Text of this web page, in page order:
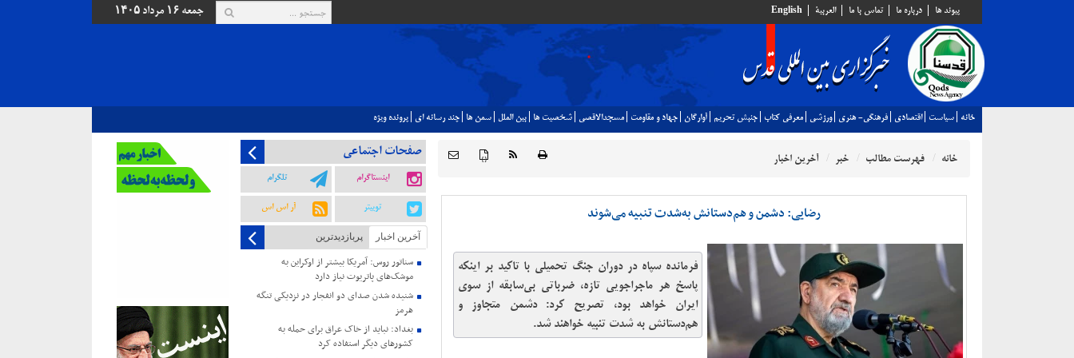
پيوند ها درباره ما تماس با ما العربية English جمعه ۱۶ مرداد ۱۴۰۵
خانه سياست اقتصادي فرهنگي- هنري ورزشي معرفي كتاب جنبش تحريم آوارگان جهاد و مقاومت مسجدالاقصي شخصيت ها بين الملل سمن ها چند رسانه اي پرونده ويژه
{ } خانه فهرست مطالب خبر آخرین اخبار
رضایی: دشمن و هم‌دستانش به‌شدت تنبیه می‌شوند
فرمانده سپاه در دوران جنگ تحمیلی با تاکید بر اینکه
پاسخ هر ماجراجویی تازه، ضرباتی بی‌سابقه از سوی
ایران خواهد بود، تصریح کرد: دشمن متجاوز و
هم‌دستانش‌ به شدت تنبیه خواهند شد.
صفحات اجتماعی
اینستاگرام تلگرام
توییتر آر اس اس
آخرین اخبار پربازدیدترین
سناتور روس: آمریکا بیشتر از اوکراین به
موشک‌های پاتریوت نیاز دارد
شنیده شدن صدای دو انفجار در نزدیکی تنگه
هرمز
بغداد: نباید از خاک عراق برای حمله به
کشورهای دیگر استفاده کرد